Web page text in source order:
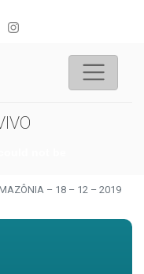
– 18 – 12 – 2019